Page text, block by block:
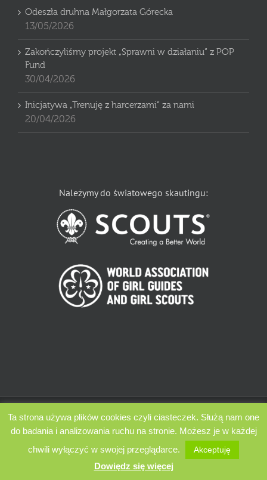
Odeszła druhna Małgorzata Górecka
13/05/2026
Zakończyliśmy projekt „Sprawni w działaniu” z POP
Fund
30/04/2026
Inicjatywa „Trenuję z harcerzami” za nami
20/04/2026
Należymy do światowego skautingu:
ZHP Chorągiew Łódzka 2009 - 2022 | Wszelkie prawa zastrzeżone |
Powered by Zespół Komunikacji i Promocji ChŁ
FacebookInstagram
TwitterYouTube
Ta strona używa plików cookies czyli ciasteczek. Służą nam one
do badania i analizowania ruchu na stronie. Możesz je w każdej
chwili wyłączyć w swojej przeglądarce.
Akceptuję
Dowiędz się więcej